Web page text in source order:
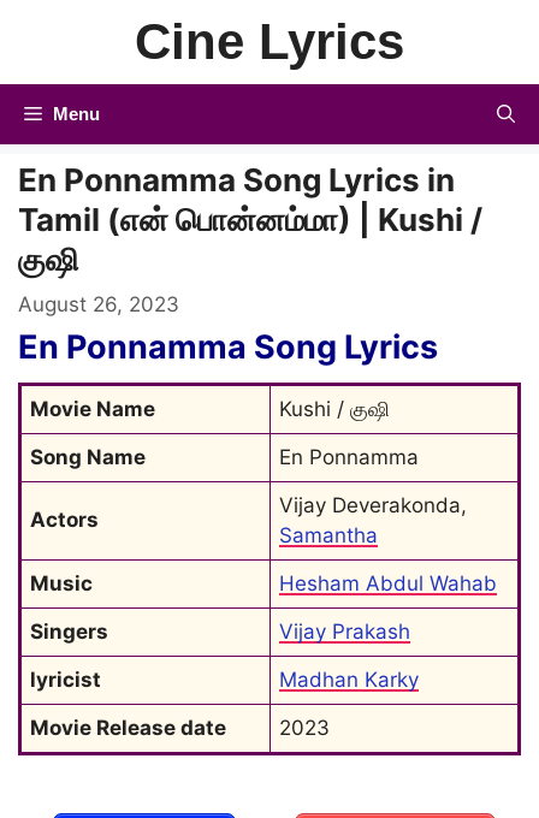
Cine Lyrics
Menu
En Ponnamma Song Lyrics in
Tamil (என் பொன்னம்மா) | Kushi /
குஷி
August 26, 2023
En Ponnamma Song Lyrics
Movie Name
Kushi / குஷி
Song Name
En Ponnamma
Actors
Samantha
Music
Hesham Abdul Wahab
Singers
Vijay Prakash
lyricist
Madhan Karky
Movie Release date
2023